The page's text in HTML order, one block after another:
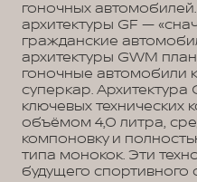
гоночных
архитектуры GF —
гражданские
архитектуры GWM
гоночные автомобили
суперкар. Архитектура
ключевых технических
объёмом 4,0 литра,
компоновку и
типа монокок. Эти
будущего спортивного